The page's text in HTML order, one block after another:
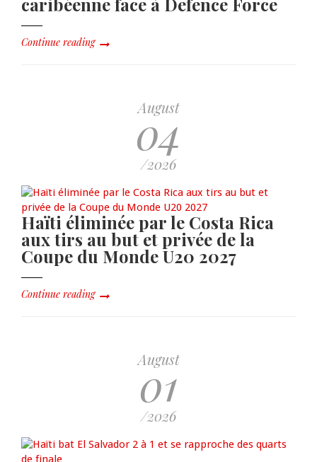
caribéenne face à Defence Force
Continue reading
August
04
/2026
Haïti éliminée par le Costa Rica
aux tirs au but et privée de la
Coupe du Monde U20 2027
Continue reading
August
01
/2026